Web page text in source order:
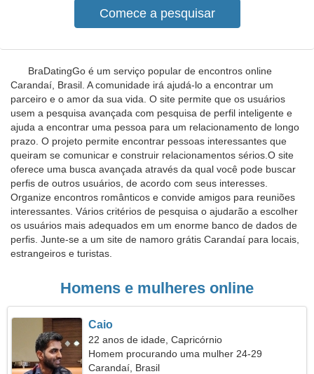
BraDatingGo é um serviço popular de encontros online
Carandaí, Brasil. A comunidade irá ajudá-lo a encontrar um
parceiro e o amor da sua vida. O site permite que os usuários
usem a pesquisa avançada com pesquisa de perfil inteligente e
ajuda a encontrar uma pessoa para um relacionamento de longo
prazo. O projeto permite encontrar pessoas interessantes que
queiram se comunicar e construir relacionamentos sérios.O site
oferece uma busca avançada através da qual você pode buscar
perfis de outros usuários, de acordo com seus interesses.
Organize encontros românticos e convide amigos para reuniões
interessantes. Vários critérios de pesquisa o ajudarão a escolher
os usuários mais adequados em um enorme banco de dados de
perfis. Junte-se a um site de namoro grátis Carandaí para locais,
estrangeiros e turistas.
Homens e mulheres online
Caio
22 anos de idade, Capricórnio
Homem procurando uma mulher 24-29
Carandaí, Brasil